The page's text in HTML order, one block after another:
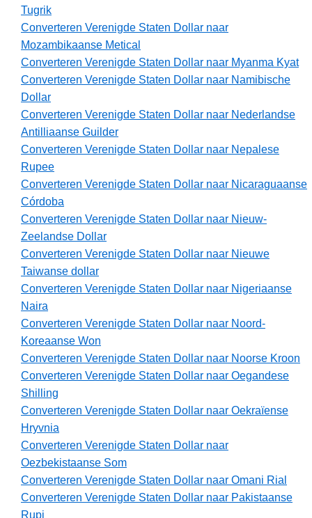
Tugrik
Converteren Verenigde Staten Dollar naar
Mozambikaanse Metical
Converteren Verenigde Staten Dollar naar Myanma Kyat
Converteren Verenigde Staten Dollar naar Namibische
Dollar
Converteren Verenigde Staten Dollar naar Nederlandse
Antilliaanse Guilder
Converteren Verenigde Staten Dollar naar Nepalese
Rupee
Converteren Verenigde Staten Dollar naar Nicaraguaanse
Córdoba
Converteren Verenigde Staten Dollar naar Nieuw-
Zeelandse Dollar
Converteren Verenigde Staten Dollar naar Nieuwe
Taiwanse dollar
Converteren Verenigde Staten Dollar naar Nigeriaanse
Naira
Converteren Verenigde Staten Dollar naar Noord-
Koreaanse Won
Converteren Verenigde Staten Dollar naar Noorse Kroon
Converteren Verenigde Staten Dollar naar Oegandese
Shilling
Converteren Verenigde Staten Dollar naar Oekraïense
Hryvnia
Converteren Verenigde Staten Dollar naar
Oezbekistaanse Som
Converteren Verenigde Staten Dollar naar Omani Rial
Converteren Verenigde Staten Dollar naar Pakistaanse
Rupi